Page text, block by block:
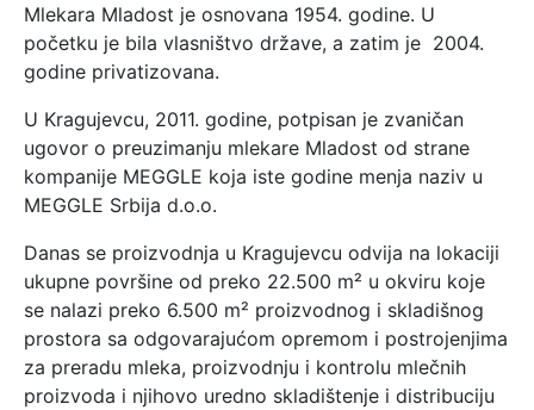
Mlekara Mladost je osnovana 1954. godine. U
početku je bila vlasništvo države, a zatim je 2004.
godine privatizovana.
U Kragujevcu, 2011. godine, potpisan je zvaničan
ugovor o preuzimanju mlekare Mladost od strane
kompanije MEGGLE koja iste godine menja naziv u
MEGGLE Srbija d.o.o.
Danas se proizvodnja u Kragujevcu odvija na lokaciji
ukupne površine od preko 22.500 m² u okviru koje
se nalazi preko 6.500 m² proizvodnog i skladišnog
prostora sa odgovarajućom opremom i postrojenjima
za preradu mleka, proizvodnju i kontrolu mlečnih
proizvoda i njihovo uredno skladištenje i distribuciju